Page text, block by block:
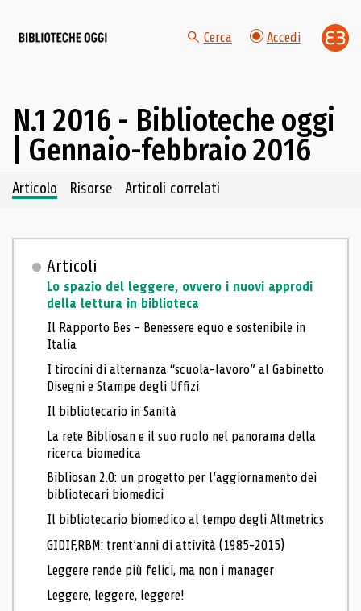
Cerca Accedi
N.1 2016 - Biblioteche oggi
| Gennaio-febbraio 2016
Navigazione dei contenuti del fascicolo
Articolo Risorse Articoli correlati
Articoli
Lo spazio del leggere, ovvero i nuovi approdi
della lettura in biblioteca
Il Rapporto Bes – Benessere equo e sostenibile in
Italia
I tirocini di alternanza “scuola-lavoro” al Gabinetto
Disegni e Stampe degli Uffizi
Il bibliotecario in Sanità
La rete Bibliosan e il suo ruolo nel panorama della
ricerca biomedica
Bibliosan 2.0: un progetto per l’aggiornamento dei
bibliotecari biomedici
Il bibliotecario biomedico al tempo degli Altmetrics
GIDIF,RBM: trent’anni di attività (1985-2015)
Leggere rende più felici, ma non i manager
Leggere, leggere, leggere!